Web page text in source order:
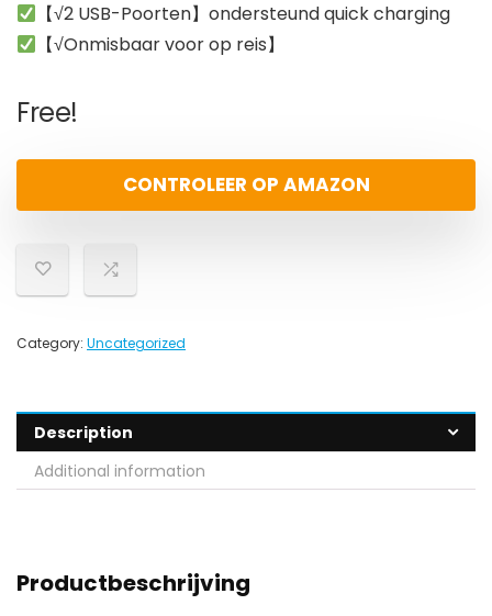
【√2 USB-Poorten】ondersteund quick charging
【√Onmisbaar voor op reis】
Free!
CONTROLEER OP AMAZON
Category: Uncategorized
Description
Additional information
Productbeschrijving